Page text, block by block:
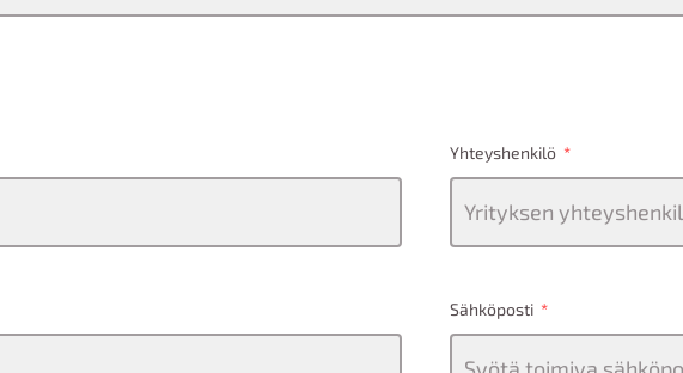
Yhteyshenkilö
Sähköposti